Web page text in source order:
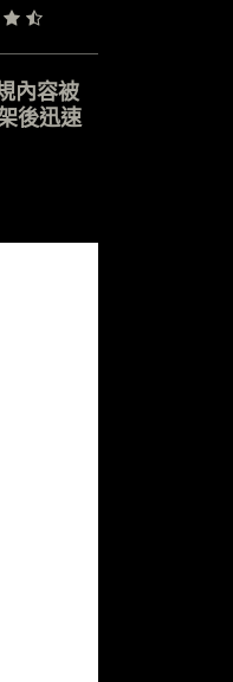
內容被
後迅速